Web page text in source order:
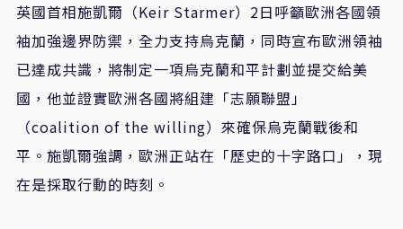
英國首相施凱爾（Keir Starmer）2日呼籲歐洲各國領
袖加強邊界防禦，全力支持烏克蘭，同時宣布歐洲領袖
已達成共識，將制定一項烏克蘭和平計劃並提交給美
國，他並證實歐洲各國將組建「志願聯盟」
（coalition of the willing）來確保烏克蘭戰後和
平。施凱爾強調，歐洲正站在「歷史的十字路口」，現
在是採取行動的時刻。